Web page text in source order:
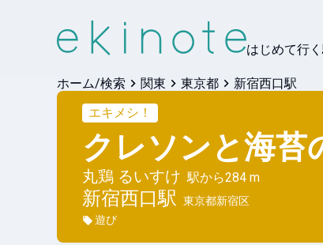
はじめて行
ホーム/検索 関東 東京都
新宿西口駅
エキメシ！
クレソンと海苔
丸鶏 るいすけ 駅から284 m
新宿西口駅 東京都新宿区
遊び